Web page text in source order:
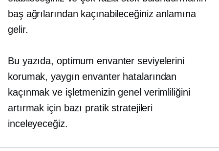
baş ağrılarından kaçınabileceğiniz anlamına
gelir.
Bu yazıda, optimum envanter seviyelerini
korumak, yaygın envanter hatalarından
kaçınmak ve işletmenizin genel verimliliğini
artırmak için bazı pratik stratejileri
inceleyeceğiz.